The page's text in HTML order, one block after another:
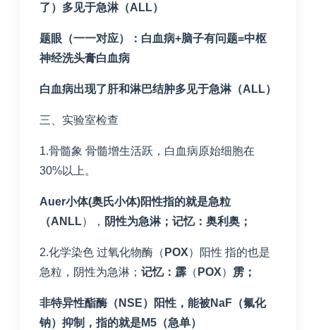
了）多见于急淋（ALL）
题眼（一一对应）：白血病+脑子有问题=中枢
神经洗头膏白血病
白血病出现了肝和淋巴结肿多见于急淋（ALL）
三、实验室检查
1.骨髓象 骨髓增生活跃，白血病原始细胞在
30%以上。
Auer小体(奥氏小体)阳性指的就是急粒
（ANLL）， 阴性为急淋；记忆：奥利奥；
2.化学染色 过氧化物酶（ POX）阳性 指的也是
急粒，阴性为急淋； 记忆：霹 （ POX） 雳；
非特异性酯酶（ NSE）阳性，能被NaF （氟化
钠）抑制，指的就是M5 （急单）